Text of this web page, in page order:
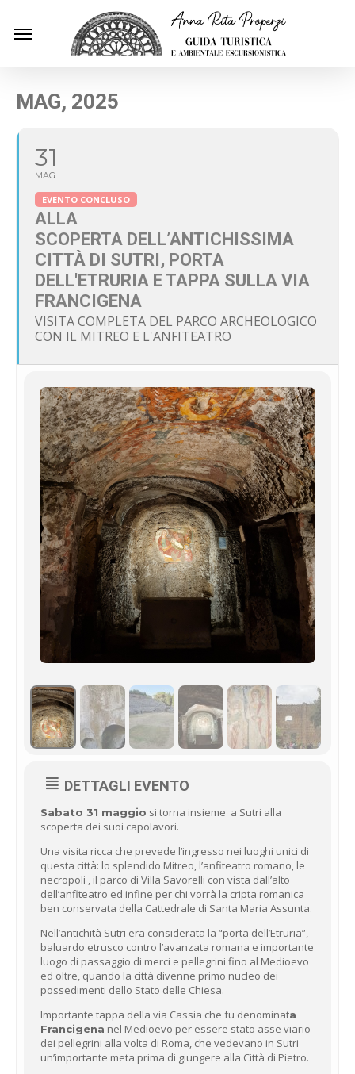
Menu
MAG, 2025
31
MAG
EVENTO CONCLUSO
ALLA
SCOPERTA DELL’ANTICHISSIMA
CITTÀ DI SUTRI, PORTA
DELL'ETRURIA E TAPPA SULLA VIA
FRANCIGENA
VISITA COMPLETA DEL PARCO ARCHEOLOGICO
CON IL MITREO E L'ANFITEATRO
DETTAGLI EVENTO
Sabato 31 maggio si torna insieme a Sutri alla
scoperta dei suoi capolavori.
Una visita ricca che prevede l’ingresso nei luoghi unici di
questa città: lo splendido Mitreo, l’anfiteatro romano, le
necropoli , il parco di Villa Savorelli con vista dall’alto
dell’anfiteatro ed infine per chi vorrà la cripta romanica
ben conservata della Cattedrale di Santa Maria Assunta.
Nell’antichità Sutri era considerata la “porta dell’Etruria”,
baluardo etrusco contro l’avanzata romana e importante
luogo di passaggio di merci e pellegrini fino al Medioevo
ed oltre, quando la città divenne primo nucleo dei
possedimenti dello Stato delle Chiesa.
Importante tappa della via Cassia che fu denominata
Francigena nel Medioevo per essere stato asse viario
dei pellegrini alla volta di Roma, che vedevano in Sutri
un’importante meta prima di giungere alla Città di Pietro.